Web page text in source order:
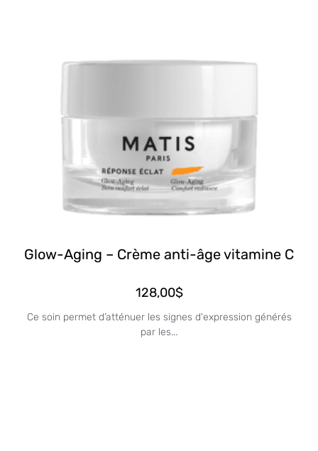
Glow-Aging – Crème anti-âge vitamine C
128,00$
Ce soin permet d’atténuer les signes d'expression générés
par les...